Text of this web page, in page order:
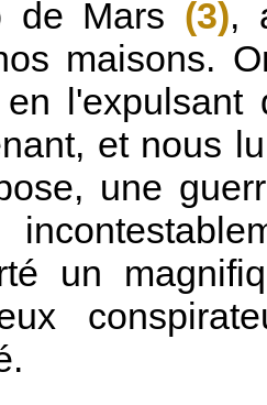
de Mars (3),
maisons.
en
et nous
une
un